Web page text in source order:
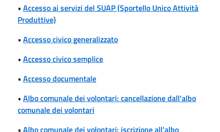
• Accesso ai servizi del SUAP (Sportello Unico Attività
Produttive)
• Accesso civico generalizzato
• Accesso civico semplice
• Accesso documentale
• Albo comunale dei volontari: cancellazione dall'albo
comunale dei volontari
• Albo comunale dei volontari: iscrizione all'albo